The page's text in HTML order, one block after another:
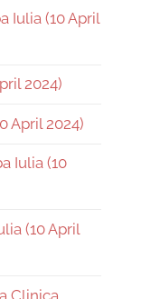
Iulia (10 April
2024)
April 2024)
Iulia (10
(10 April
Clinica